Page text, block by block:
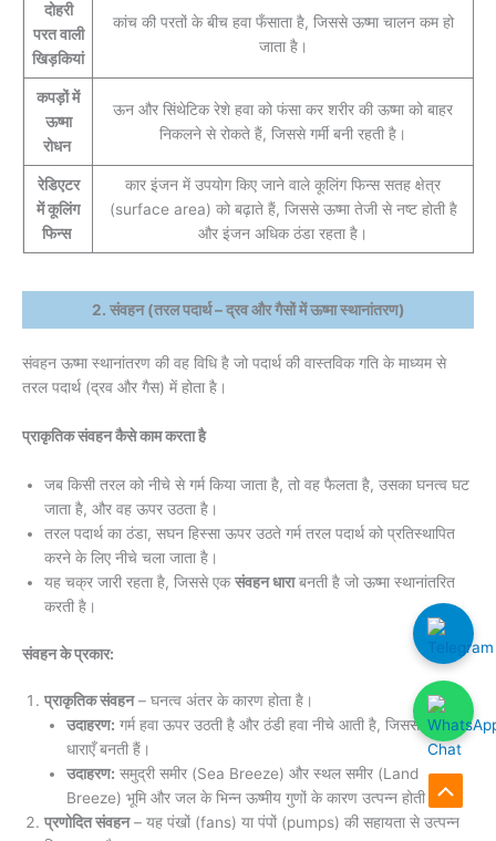
दोहरी
परत वाली
खिड़कियां
कांच की परतों के बीच हवा फँसाता है, जिससे ऊष्मा चालन कम हो
जाता है।
कपड़ों में
ऊष्मा
रोधन
ऊन और सिंथेटिक रेशे हवा को फंसा कर शरीर की ऊष्मा को बाहर
निकलने से रोकते हैं, जिससे गर्मी बनी रहती है।
रेडिएटर
में कूलिंग
फिन्स
कार इंजन में उपयोग किए जाने वाले कूलिंग फिन्स सतह क्षेत्र
(surface area) को बढ़ाते हैं, जिससे ऊष्मा तेजी से नष्ट होती है
और इंजन अधिक ठंडा रहता है।
2. संवहन (तरल पदार्थ – द्रव और गैसों में ऊष्मा स्थानांतरण)
संवहन ऊष्मा स्थानांतरण की वह विधि है जो पदार्थ की वास्तविक गति के माध्यम से
तरल पदार्थ (द्रव और गैस) में होता है।
प्राकृतिक संवहन कैसे काम करता है
जब किसी तरल को नीचे से गर्म किया जाता है, तो वह फैलता है, उसका घनत्व घट
जाता है, और वह ऊपर उठता है।
तरल पदार्थ का ठंडा, सघन हिस्सा ऊपर उठते गर्म तरल पदार्थ को प्रतिस्थापित
करने के लिए नीचे चला जाता है।
यह चक्र जारी रहता है, जिससे एकसंवहन धाराबनती है जो ऊष्मा स्थानांतरित
करती है।
संवहन के प्रकार:
प्राकृतिक संवहन– घनत्व अंतर के कारण होता है।
उदाहरण: गर्म हवा ऊपर उठती है और ठंडी हवा नीचे आती है, जिससे वायु
धाराएँ बनती हैं।
उदाहरण: समुद्री समीर (Sea Breeze) और स्थल समीर (Land
Breeze) भूमि और जल के भिन्न ऊष्मीय गुणों के कारण उत्पन्न होती है।
प्रणोदित संवहन– यह पंखों (fans) या पंपों (pumps) की सहायता से उत्पन्न
Scroll